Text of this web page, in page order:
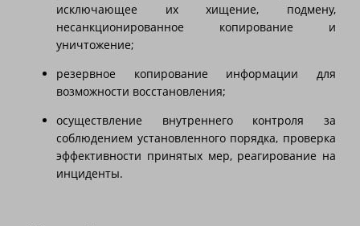
исключающее их хищение, подмену,
несанкционированное копирование и
уничтожение;
резервное копирование информации для
возможности восстановления;
осуществление внутреннего контроля за
соблюдением установленного порядка, проверка
эффективности принятых мер, реагирование на
инциденты.